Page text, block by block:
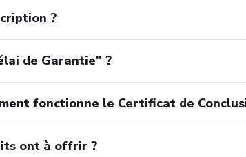
?
de Garantie" ?
fonctionne le Certificat de
ont à offrir ?